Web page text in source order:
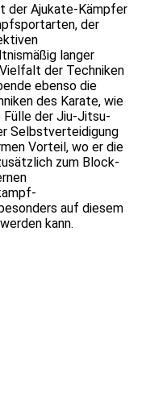
der Ajukate-Kämpfer
der
langer
der Techniken
ebenso die
des Karate, wie
Fülle der Jiu-Jitsu-
Selbstverteidigung
Vorteil, wo er die
zum Block-
auf diesem
kann.